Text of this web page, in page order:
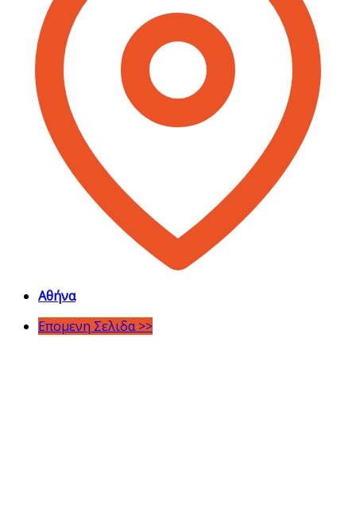
Αθήνα
Επομενη Σελιδα >>